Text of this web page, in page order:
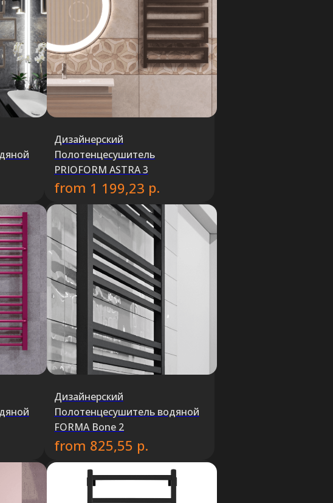
Дизайнерский
Полотенцесушитель
PRIOFORM ASTRA 3
from 1 199,23 р.
Дизайнерский
Полотенцесушитель водяной
FORMA Bone 2
from 825,55 р.